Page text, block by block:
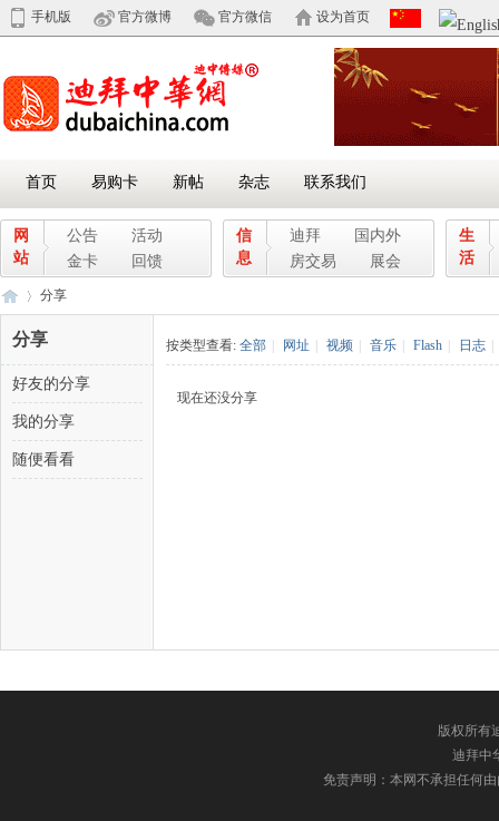
手机版 官方微博 官方微信 设为首页
首页 易购卡 新帖 杂志 联系我们
网
站
公告
活动
金卡
回馈
信
息
迪拜
国内外
房交易
展会
生
活
迪 ›
分享
分享
好友的分享
我的分享
随便看看
按类型查看: 全部 网址 视频 音乐 Flash 日志
现在还没分享
版权所有
迪拜中
免责声明：本网不承担任何